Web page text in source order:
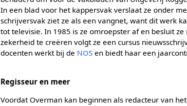
In een blad voor het kappersvak verslaat ze onder
schrijversvak ziet ze als een vangnet, want dit werk
tot televisie. In 1985 is ze omroepster af en besluit
zekerheid te creëren volgt ze een cursus
docenten werkt bij de NOS en biedt haar een
Regisseur en meer
Voordat Overman kan beginnen als redacteur van het